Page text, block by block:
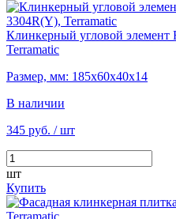
Клинкерный угловой элемент
Terramatic
Размер, мм: 185х60х40х14
В наличии
345 руб. / шт
шт
Купить